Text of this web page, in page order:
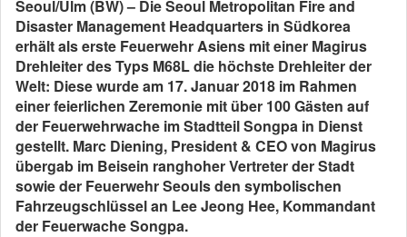
Seoul/Ulm (BW) – Die Seoul Metropolitan Fire and
Disaster Management Headquarters in Südkorea
erhält als erste Feuerwehr Asiens mit einer Magirus
Drehleiter des Typs M68L die höchste Drehleiter der
Welt: Diese wurde am 17. Januar 2018 im Rahmen
einer feierlichen Zeremonie mit über 100 Gästen auf
der Feuerwehrwache im Stadtteil Songpa in Dienst
gestellt. Marc Diening, President & CEO von Magirus
übergab im Beisein ranghoher Vertreter der Stadt
sowie der Feuerwehr Seouls den symbolischen
Fahrzeugschlüssel an Lee Jeong Hee, Kommandant
der Feuerwache Songpa.